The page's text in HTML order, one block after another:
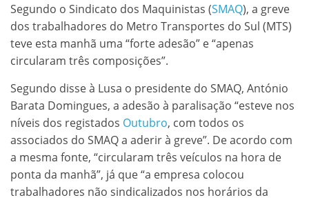
Segundo o Sindicato dos Maquinistas (SMAQ), a greve
dos trabalhadores do Metro Transportes do Sul (MTS)
teve esta manhã uma “forte adesão” e “apenas
circularam três composições”.
Segundo disse à Lusa o presidente do SMAQ, António
Barata Domingues, a adesão à paralisação “esteve nos
níveis dos registados Outubro, com todos os
associados do SMAQ a aderir à greve”. De acordo com
a mesma fonte, “circularam três veículos na hora de
ponta da manhã”, já que “a empresa colocou
trabalhadores não sindicalizados nos horários da